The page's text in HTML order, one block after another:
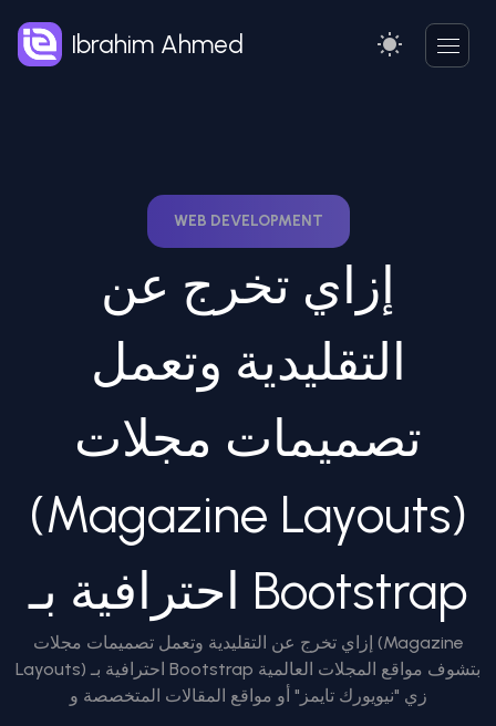
Ibrahim Ahmed
WEB DEVELOPMENT
إزاي تخرج عن
التقليدية وتعمل
تصميمات مجلات
(Magazine Layouts)
احترافية بـ Bootstrap
إزاي تخرج عن التقليدية وتعمل تصميمات مجلات (Magazine
Layouts) احترافية بـ Bootstrap بتشوف مواقع المجلات العالمية
زي "نيويورك تايمز" أو مواقع المقالات المتخصصة و